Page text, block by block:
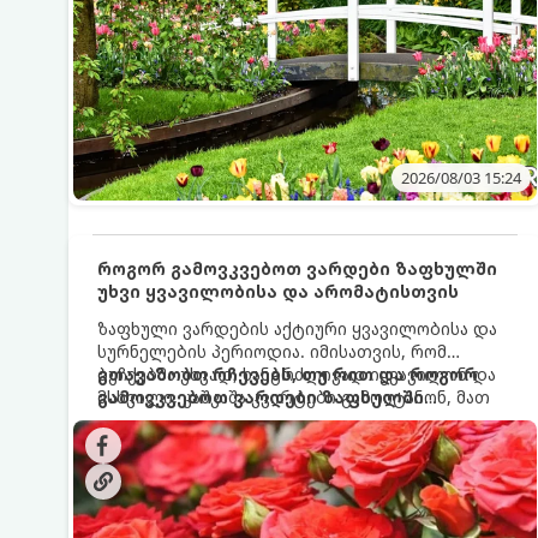
2026/08/03 15:24
როგორ გამოვკვებოთ ვარდები ზაფხულში
უხვი ყვავილობისა და არომატისთვის
ზაფხული ვარდების აქტიური ყვავილობისა და
სურნელების პერიოდია. იმისათვის, რომ
ბუჩქებმა უხვად, ხანგრძლივად იყვავილონ და
მსხვილი, კაშკაშა კვირტები გამოიტანონ, მათ
რეგულარული და სწორი გამოკვება
სჭირდებათ. ზაფხულის პერიოდში მცენარის
მოთხოვნილებები იცვლება, ამიტომ
მნიშვნელოვანია ვიცოდეთ, რომელი სასუქები
გამოიყენება ამ დროს.
გთავაზობთ რჩევებს, თუ რით და როგორ
გამოვკვებოთ ვარდები ზაფხულში
საუკეთესო შედეგის მისაღწევად: